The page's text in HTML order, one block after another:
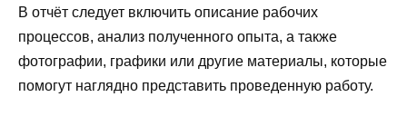
В отчёт следует включить описание рабочих
процессов, анализ полученного опыта, а также
фотографии, графики или другие материалы, которые
помогут наглядно представить проведенную работу.